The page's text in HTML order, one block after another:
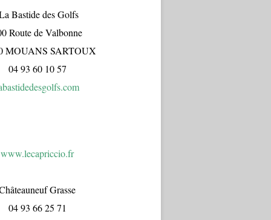
Bastide des Golfs
Route de Valbonne
MOUANS SARTOUX
04 93 60 10 57
www.lecapriccio.fr
Grasse
04 93 66 25 71